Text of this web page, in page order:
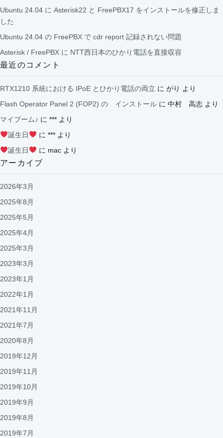
Ubuntu 24.04 に Asterisk22 と FreePBX17 をインストールを修正しま
した
Ubuntu 24.04 の FreePBX で cdr report 記録されない問題
Asterisk / FreePBX に NTT西日本のひかり電話を直接収容
最近のコメント
RTX1210 系統における IPoE とひかり電話の両立 に がり より
Flash Operator Panel 2 (FOP2) の インストール に 中村 高志 より
マイブーム♪ に *** より
誕生日
に ***より
誕生日
に macより
アーカイブ
2026年3月
2025年8月
2025年5月
2025年4月
2025年3月
2023年3月
2023年1月
2022年1月
2021年11月
2021年7月
2020年8月
2019年12月
2019年11月
2019年10月
2019年9月
2019年8月
2019年7月